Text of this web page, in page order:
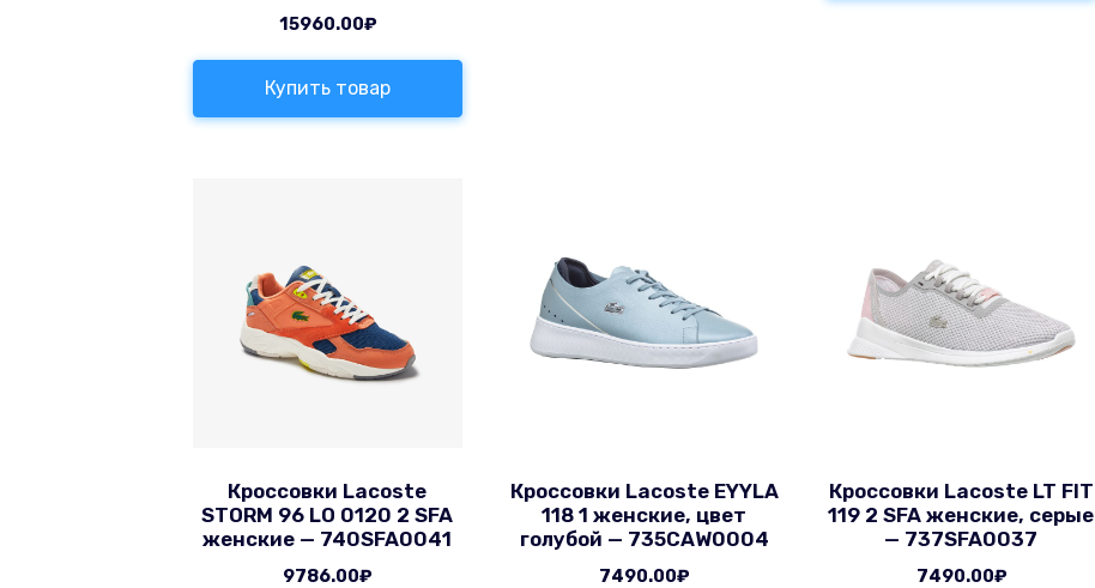
15960.00₽
Купить товар
Кроссовки Lacoste
STORM 96 LO 0120 2 SFA
женские — 740SFA0041
9786.00₽
Кроссовки Lacoste EYYLA
118 1 женские, цвет
голубой — 735CAW0004
7490.00₽
Кроссовки Lacoste LT FIT
119 2 SFA женские, серые
— 737SFA0037
7490.00₽